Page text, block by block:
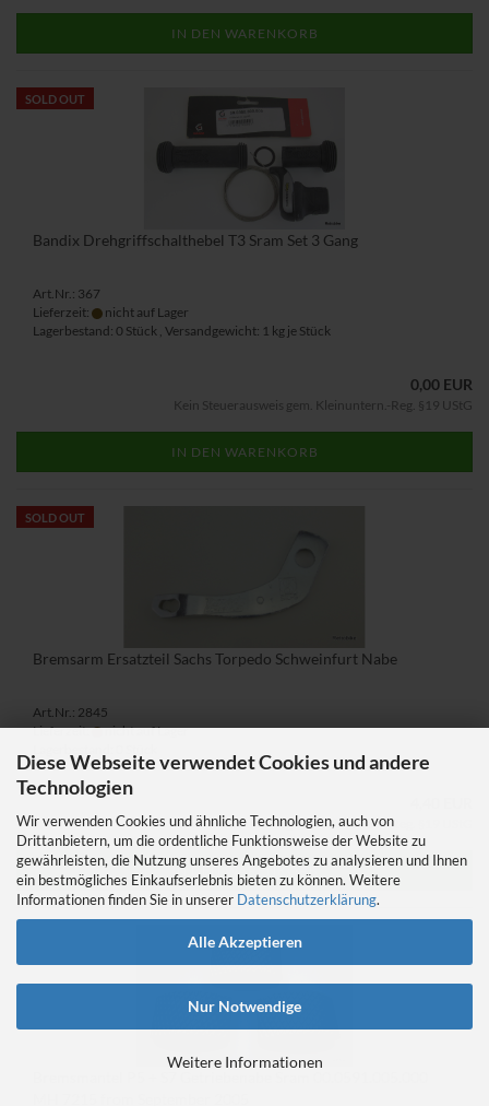
Diese Webseite verwendet Cookies und andere
Technologien
Wir verwenden Cookies und ähnliche Technologien, auch von
Drittanbietern, um die ordentliche Funktionsweise der Website zu
gewährleisten, die Nutzung unseres Angebotes zu analysieren und Ihnen
ein bestmögliches Einkaufserlebnis bieten zu können. Weitere
Informationen finden Sie in unserer Datenschutzerklärung.
Alle Akzeptieren
Nur Notwendige
Weitere Informationen
IN DEN WARENKORB
SOLD OUT
Bandix Drehgriffschalthebel T3 Sram Set 3 Gang
Art.Nr.: 367
Lieferzeit:
nicht auf Lager
Lagerbestand: 0 Stück , Versandgewicht: 1 kg je Stück
0,00 EUR
Kein Steuerausweis gem. Kleinuntern.-Reg. §19 UStG
IN DEN WARENKORB
SOLD OUT
Bremsarm Ersatzteil Sachs Torpedo Schweinfurt Nabe
Art.Nr.: 2845
Lieferzeit:
nicht auf Lager
Kein Steuerausweis gem. Kleinuntern.-Reg. §19 UStG
IN DEN WARENKORB